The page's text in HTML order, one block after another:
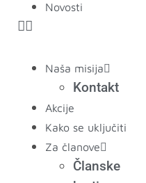
Novosti
Naša misija
Kontakt
Akcije
Kako se uključiti
Za članove
Članske